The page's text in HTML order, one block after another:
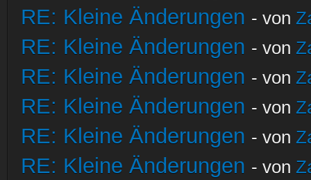
RE: Kleine Änderungen - von
RE: Kleine Änderungen - von
RE: Kleine Änderungen - von
RE: Kleine Änderungen - von
RE: Kleine Änderungen - von
RE: Kleine Änderungen - von